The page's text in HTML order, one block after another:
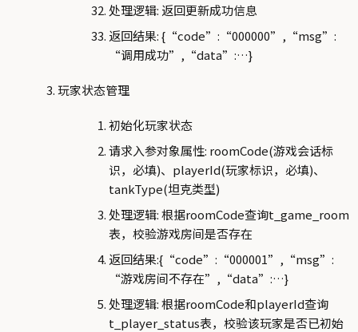
处理逻辑: 返回更新成功信息
返回结果: {“code”:“000000”,“msg”:
“调用成功”,“data”:…}
玩家状态管理
初始化玩家状态
请求入参对象属性: roomCode(游戏会话标
识，必填)、playerId(玩家标识，必填)、
tankType(坦克类型)
处理逻辑: 根据roomCode查询t_game_room
表，校验游戏房间是否存在
返回结果:{“code”:“000001”,“msg”:
“游戏房间不存在”,“data”:…}
处理逻辑: 根据roomCode和playerId查询
t_player_status表，校验该玩家是否已初始